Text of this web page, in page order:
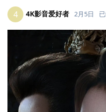
4 4K影音爱好者 2月5日